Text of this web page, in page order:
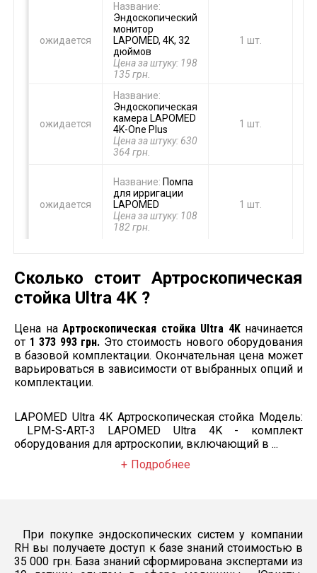
ожидается
Название:
Эндоскопический
монитор
LAPOMED, 4K, 32
дюймов
Цена за штуку: 198
135 грн.
1 шт.
ожидается
Название:
Эндоскопическая
камера LAPOMED
4K-One Plus
Цена за штуку: 630
364 грн.
1 шт.
ожидается
Название: Помпа
для ирригации
LAPOMED
Цена за штуку: 108
182 грн.
1 шт.
ожидается
система
LAPOMED (8000
об/мин)
ожидается
Название:
Эндоскопическая
стойка
приборная
Цена за штуку: 78
370 грн.
Название:
Эндоскопический
осветитель
Сколько стоит Артроскопическая
стойка Ultra 4K ?
Цена на Артроскопическая стойка Ultra 4Kначинается
от 1 373 993 грн. Это стоимость нового оборудования
в базовой комплектации. Окончательная цена может
варьироваться в зависимости от выбранных опций и
комплектации.
LAPOMED Ultra 4K Артроскопическая стойка Модель:
LPM-S-ART-3 LAPOMED Ultra 4K - комплект
оборудования для артроскопии, включающий в ...
Подробнее
При покупке эндоскопических систем у компании
RH вы получаете доступ к базе знаний стоимостью в
35 000 грн. База знаний сформирована экспертами из